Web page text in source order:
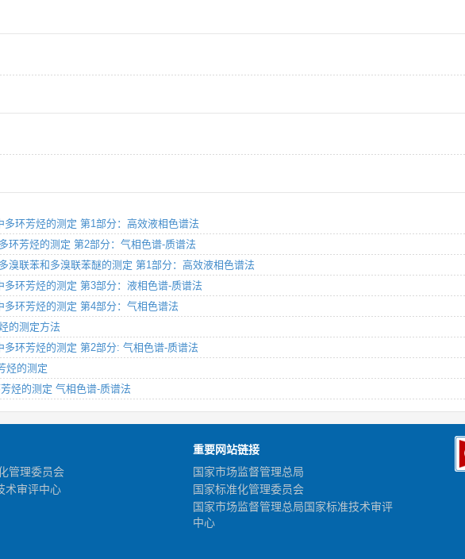
环芳烃的测定 第1部分：高效液相色谱法
环芳烃的测定 第2部分：气相色谱-质谱法
溴联苯和多溴联苯醚的测定 第1部分：高效液相色谱法
环芳烃的测定 第3部分：液相色谱-质谱法
环芳烃的测定 第4部分：气相色谱法
的测定方法
环芳烃的测定 第2部分: 气相色谱-质谱法
烃的测定
烃的测定 气相色谱-质谱法
管理委员会
术审评中心
重要网站链接
国家市场监督管理总局
国家标准化管理委员会
国家市场监督管理总局国家标准技术审评
中心